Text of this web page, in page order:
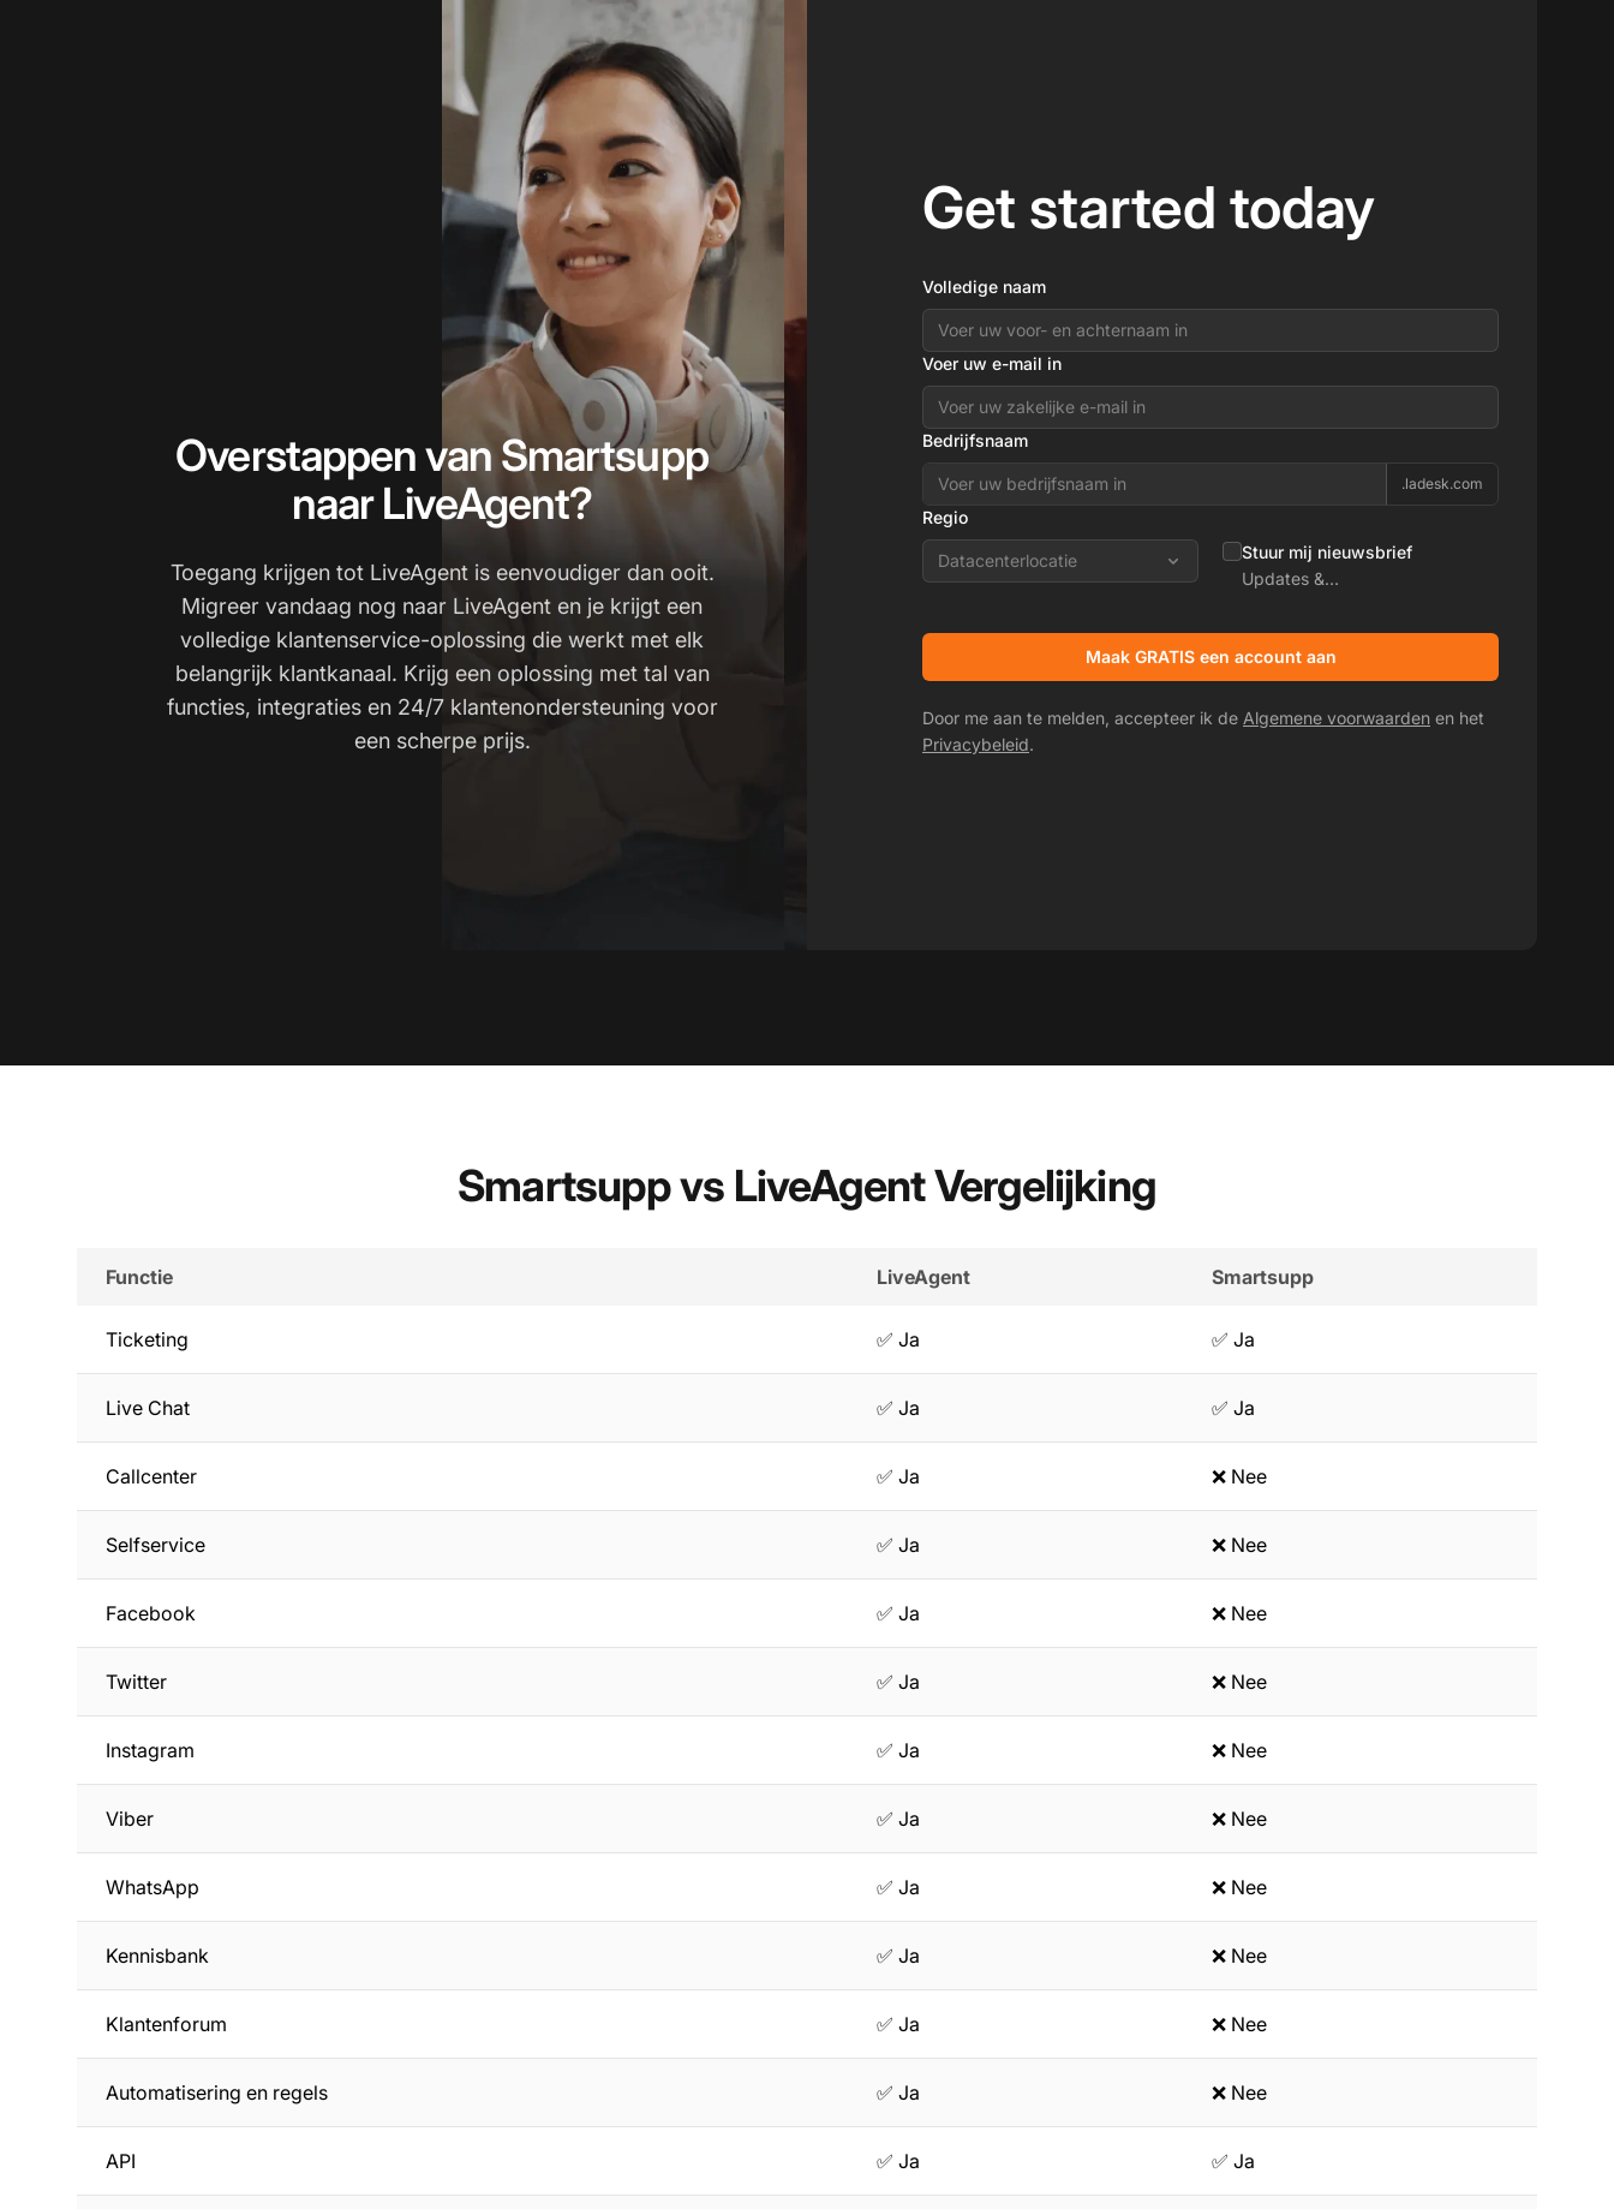
Overstappen van Smartsupp
naar LiveAgent?
Toegang krijgen tot LiveAgent is eenvoudiger dan ooit.
Migreer vandaag nog naar LiveAgent en je krijgt een
volledige klantenservice-oplossing die werkt met elk
belangrijk klantkanaal. Krijg een oplossing met tal van
functies, integraties en 24/7 klantenondersteuning voor
een scherpe prijs.
Get started today
Volledige naam
Voer uw e-mail in
Bedrijfsnaam
.ladesk.com
Regio
Datacenterlocatie
Stuur mij nieuwsbrief
Updates &
Maak GRATIS een account aan
Door me aan te melden, accepteer ik de Algemene voorwaarden en het
Privacybeleid.
Smartsupp vs LiveAgent Vergelijking
Functie LiveAgent Smartsupp
Ticketing ✅ Ja ✅ Ja
Live Chat ✅ Ja ✅ Ja
Callcenter ✅ Ja ❌ Nee
Selfservice ✅ Ja ❌ Nee
Facebook ✅ Ja ❌ Nee
Twitter ✅ Ja ❌ Nee
Instagram ✅ Ja ❌ Nee
Viber ✅ Ja ❌ Nee
WhatsApp ✅ Ja ❌ Nee
Kennisbank ✅ Ja ❌ Nee
Klantenforum ✅ Ja ❌ Nee
Automatisering en regels ✅ Ja ❌ Nee
API ✅ Ja ✅ Ja